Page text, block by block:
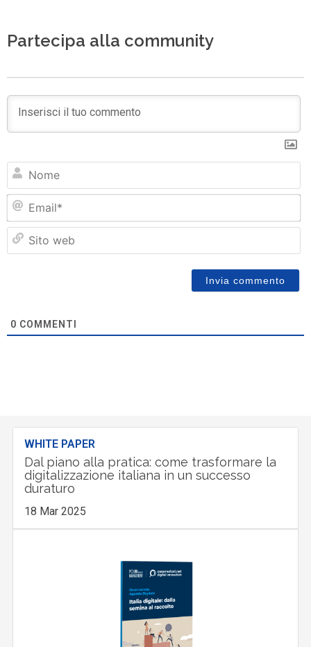
Partecipa alla community
0 COMMENTI
WHITE PAPER
Dal piano alla pratica: come trasformare la
digitalizzazione italiana in un successo
duraturo
18 Mar 2025